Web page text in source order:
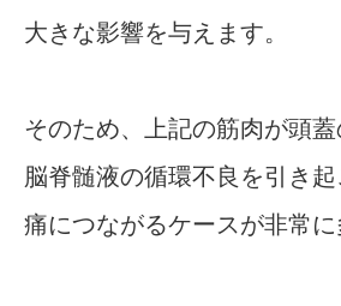
大きな影響を与えます。
そのため、上記の筋肉が頭
脳脊髄液の循環不良を引き
痛につながるケースが非常に